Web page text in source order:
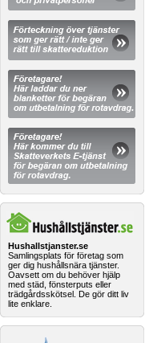
Hushallstjanster.se
Samlingsplats för företag som
ger dig hushållsnära tjänster.
Oavsett om du behöver hjälp
med städ, fönsterputs eller
trädgårdsskötsel. De gör ditt liv
lite enklare.